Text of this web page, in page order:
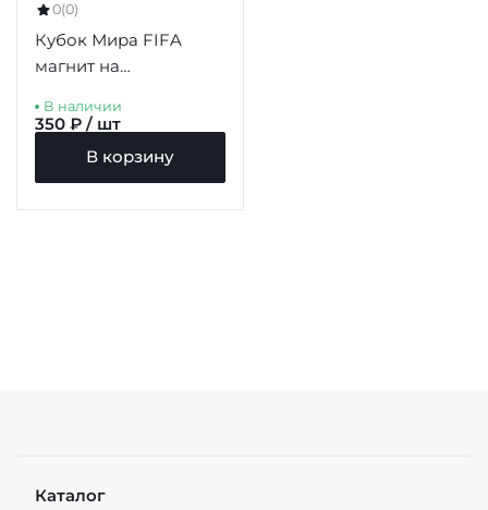
0(0)
Кубок Мира FIFA
магнит на
В наличии
350 ₽ / шт
В корзину
Каталог